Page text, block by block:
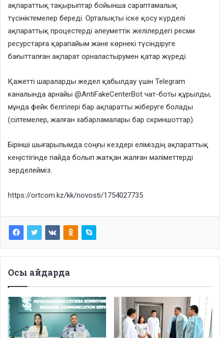
ақпараттық тақырыптар бойынша сараптамалық
түсініктемелер береді. Орталықты іске қосу күрделі
ақпараттық процестерді әлеуметтік желілердегі ресми
ресурстарға қарапайым және көрнекі түсіндіруге
бағытталған ақпарат орналастырумен қатар жүреді.
Қажетті шараларды жедел қабылдау үшін Telegram
каналында арнайы @AntiFakeCenterBot чат-боты құрылды,
мұнда фейк белгілері бар ақпаратты жіберуге болады
(сілтемелер, жалған хабарламалары бар скриншоттар).
Бірінші шығарылымда соңғы кездері еліміздің ақпараттық
кеңістігінде пайда болып жатқан жалған мәліметтерді
зерделейміз.
https://ortcom.kz/kk/novosti/1754027735
Осы айдарда